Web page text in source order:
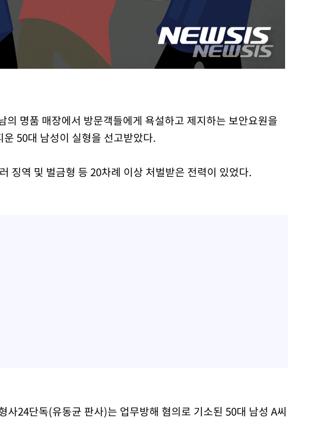
마감
포착
라하라 격파
의 명품 매장에서 방문객들에게 욕설하고 제지하는 보안요원을
50대 남성이 실형을 선고받았다.
징역 및 벌금형 등 20차례 이상 처벌받은 전력이 있었다.
사24단독(유동균 판사)는 업무방해 혐의로 기소된 50대 남성 A씨